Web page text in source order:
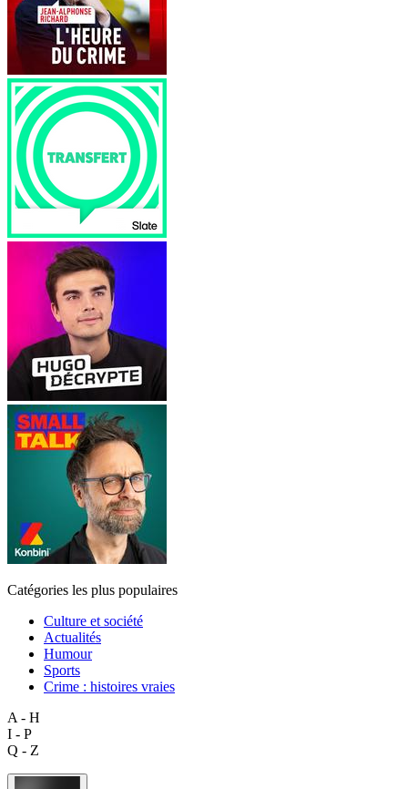
Catégories les plus populaires
Culture et société
Actualités
Humour
Sports
Crime : histoires vraies
A - H
I - P
Q - Z